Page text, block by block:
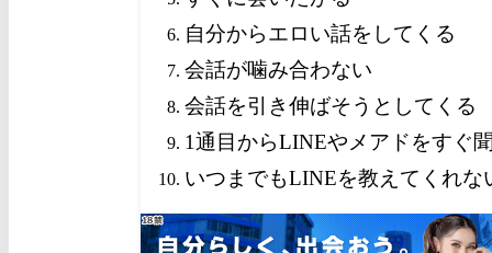
自分からエロい話をしてくる
会話が噛み合わない
会話を引き伸ばそうとしてくる
1通目からLINEやメアドをすぐ
いつまでもLINEを教えてくれな